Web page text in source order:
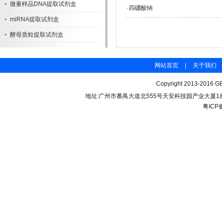
微量样品DNA提取试剂盒
miRNA提取试剂盒
酵母质粒提取试剂盒
· 四硼酸钠
网站首页 关于我们
Copyright 2013-2016
地址:广州市番禺大道北555号天安科技园产业大厦
粤ICP